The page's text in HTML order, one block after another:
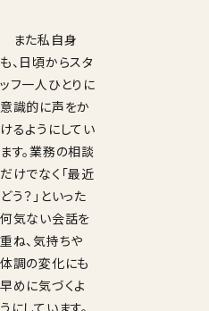
また私自身
も、日頃からスタ
ッフ一人ひとりに
意識的に声をか
けるようにしてい
ます。業務の相談
だけでなく「最近
どう？」といった
何気ない会話を
重ね、気持ちや
体調の変化にも
早めに気づくよ
うにしています。